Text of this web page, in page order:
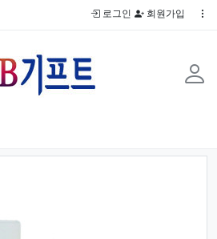
로그인 회원가입